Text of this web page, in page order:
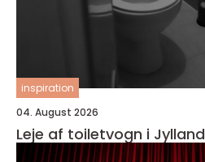
inspiration
04. August 2026
Leje af toiletvogn i Jylland